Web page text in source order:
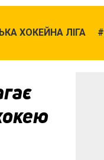
ХОКЕЙНА ЛІГА